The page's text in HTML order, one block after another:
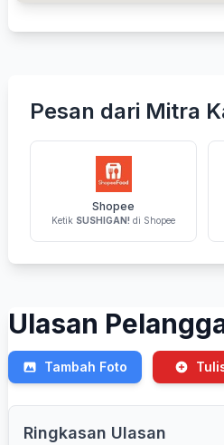
Pesan dari Mitra
Shopee
Ketik SUSHIGAN! di Shopee
Ulasan
Tambah Foto
Ringkasan Ulasan